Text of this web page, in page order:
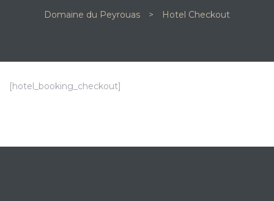
Domaine du Peyrouas > Hotel Checkout
[hotel_booking_checkout]